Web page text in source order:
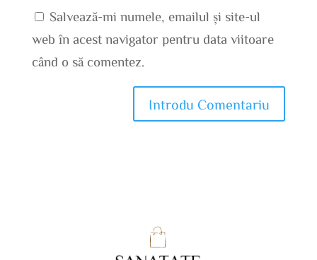
Salvează-mi numele, emailul și site-ul
web în acest navigator pentru data viitoare
când o să comentez.